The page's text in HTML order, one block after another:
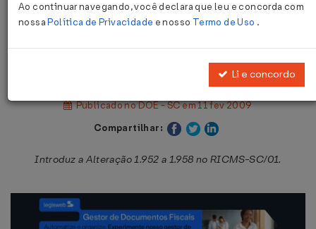
Decreto nº 2.092 de 11/02/2009
Publicado no DOE - SC em 11 fev 2009
Compartilhar:
Introduz a Alteração 1.952 a 1.958 no RICMS-SC/01.
Ao continuar navegando, você declara que leu e concorda com
nossaPolítica de Privacidade e nosso Termo de Uso .
Li e concordo